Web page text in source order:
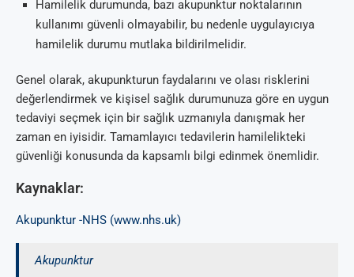
Hamilelik durumunda, bazı akupunktur noktalarının
kullanımı güvenli olmayabilir, bu nedenle uygulayıcıya
hamilelik durumu mutlaka bildirilmelidir.
Genel olarak, akupunkturun faydalarını ve olası risklerini
değerlendirmek ve kişisel sağlık durumunuza göre en uygun
tedaviyi seçmek için bir sağlık uzmanıyla danışmak her
zaman en iyisidir. Tamamlayıcı tedavilerin hamilelikteki
güvenliği konusunda da kapsamlı bilgi edinmek önemlidir.
Kaynaklar:
Akupunktur -NHS (www.nhs.uk)
Akupunktur